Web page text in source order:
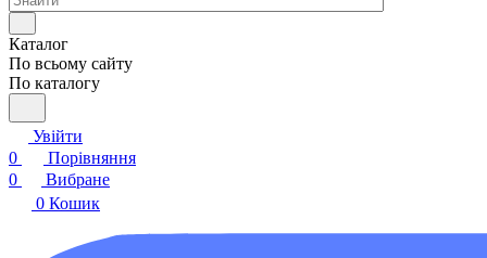
Каталог
По всьому сайту
По каталогу
Увійти
0
Порівняння
0
Вибране
0 Кошик